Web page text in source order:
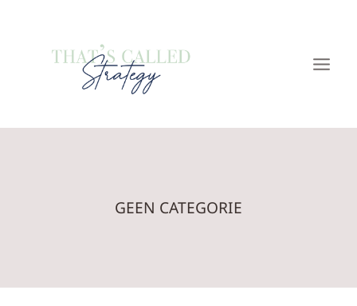
GEEN CATEGORIE